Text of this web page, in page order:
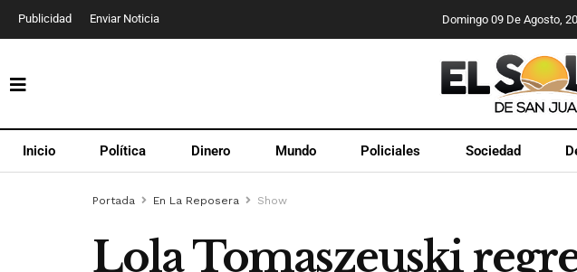
Publicidad Enviar Noticia Domingo 09 De Agosto,
Inicio Política Dinero Mundo Policiales Sociedad
Portada En La Reposera Show
Lola Tomaszeuski